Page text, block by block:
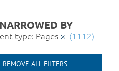
BY
type: Pages (1112)
REMOVE ALL FILTERS